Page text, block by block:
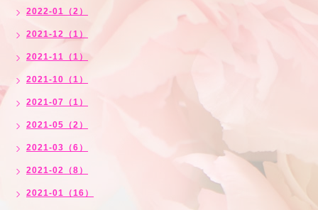
2022-01（2）
2021-12（1）
2021-11（1）
2021-10（1）
2021-07（1）
2021-05（2）
2021-03（6）
2021-02（8）
2021-01（16）